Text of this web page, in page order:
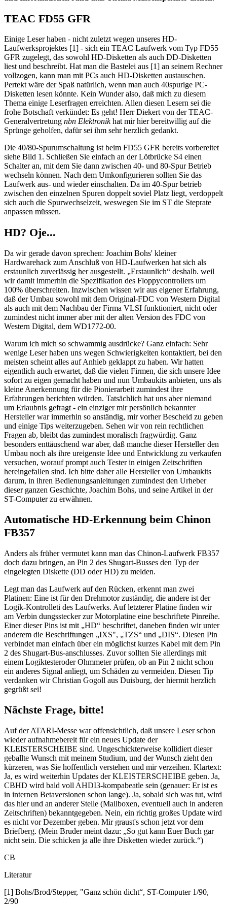
TEAC FD55 GFR
Einige Leser haben - nicht zuletzt wegen unseres HD-
Laufwerksprojektes [1] - sich ein TEAC Laufwerk vom Typ FD55
GFR zugelegt, das sowohl HD-Disketten als auch DD-Disketten
liest und beschreibt. Hat man die Bastelei aus [1] an seinem Rechner
vollzogen, kann man mit PCs auch HD-Disketten austauschen.
Pertekt wäre der Spaß natürlich, wenn man auch 40spurige PC-
Disketten lesen könnte. Kein Wunder also, daß mich zu diesem
Thema einige Leserfragen erreichten. Allen diesen Lesern sei die
frohe Botschaft verkündet: Es geht! Herr Diekert von der TEAC-
Generalvertretung nbn Elektronikhat mir hier bereitwillig auf die
Sprünge geholfen, dafür sei ihm sehr herzlich gedankt.
Die 40/80-Spurumschaltung ist beim FD55 GFR bereits vorbereitet
siehe Bild 1. Schließen Sie einfach an der Lötbrücke S4 einen
Schalter an, mit dem Sie dann zwischen 40- und 80-Spur Betrieb
wechseln können. Nach dem Umkonfigurieren sollten Sie das
Laufwerk aus- und wieder einschalten. Da im 40-Spur betrieb
zwischen den einzelnen Spuren doppelt soviel Platz liegt, verdoppelt
sich auch die Spurwechselzeit, weswegen Sie im ST die Steprate
anpassen müssen.
HD? Oje...
Da wir gerade davon sprechen: Joachim Bohs' kleiner
Hardwarehack zum Anschluß von HD-Laufwerken hat sich als
erstaunlich zuverlässig her ausgestellt. „Erstaunlich“ deshalb. weil
wir damit immerhin die Spezifikation des Floppycontrollers um
100% überschreiten. Inzwischen wissen wir aus eigener Erfahrung,
daß der Umbau sowohl mit dem Original-FDC von Western Digital
als auch mit dem Nachbau der Firma VLSI funktioniert, nicht oder
zumindest nicht immer aber mit der alten Version des FDC von
Western Digital, dem WD1772-00.
Warum ich mich so schwammig ausdrücke? Ganz einfach: Sehr
wenige Leser haben uns wegen Schwierigkeiten kontaktiert, bei den
meisten scheint alles auf Anhieb geklappt zu haben. Wir hatten
eigentlich auch erwartet, daß die vielen Firmen, die sich unsere Idee
sofort zu eigen gemacht haben und nun Umbaukits anbieten, uns als
kleine Anerkennung für die Pionierarbeit zumindest ihre
Erfahrungen berichten würden. Tatsächlich hat uns aber niemand
um Erlaubnis gefragt - ein einziger mir persönlich bekannter
Hersteller war immerhin so anständig, mir vorher Bescheid zu geben
und einige Tips weiterzugeben. Sehen wir von rein rechtlichen
Fragen ab, bleibt das zumindest moralisch fragwürdig. Ganz
besonders enttäuschend war aber, daß manche dieser Hersteller den
Umbau noch als ihre ureigenste Idee und Entwicklung zu verkaufen
versuchen, worauf prompt auch Tester in einigen Zeitschriften
hereingefallen sind. Ich bitte daher alle Hersteller von Umbaukits
darum, in ihren Bedienungsanleitungen zumindest den Urheber
dieser ganzen Geschichte, Joachim Bohs, und seine Artikel in der
ST-Computer zu erwähnen.
Automatische HD-Erkennung beim Chinon
FB357
Anders als früher vermutet kann man das Chinon-Laufwerk FB357
doch dazu bringen, an Pin 2 des Shugart-Busses den Typ der
eingelegten Diskette (DD oder HD) zu melden.
Legt man das Laufwerk auf den Rücken, erkennt man zwei
Platinen: Eine ist für den Drehmotor zuständig, die andere ist der
Logik-Kontrolleti des Laufwerks. Auf letzterer Platine finden wir
am Verbin dungsstecker zur Motorplatine eine beschriftete Pinreihe.
Einer dieser Pins ist mit „HD“ beschriftet, daneben finden wir unter
anderem die Beschriftungen „IXS", „TZS“ und „DIS“. Diesen Pin
verbindet man einfach über ein möglichst kurzes Kabel mit dem Pin
2 des Shugart-Bus-anschlusses. Zuvor sollten Sie allerdings mit
einem Logiktesteroder Ohmmeter prüfen, ob an Pin 2 nicht schon
ein anderes Signal anliegt, um Schäden zu vermeiden. Diesen Tip
verdanken wir Christian Gogoll aus Duisburg, der hiermit herzlich
gegrüßt sei!
Nächste Frage, bitte!
Auf der ATARI-Messe war offensichtlich, daß unsere Leser schon
wieder aufnahmebereit für ein neues Update der
KLEISTERSCHEIBE sind. Ungeschickterweise kollidiert dieser
geballte Wunsch mit meinem Studium, und der Wunsch zieht den
kürzeren, was Sie hoffentlich verstehen und mir verzeihen. Klartext:
Ja, es wird weiterhin Updates der KLEISTERSCHEIBE geben. Ja,
CBHD wird bald voll AHDI3-kompabeatle sein (genauer: Er ist es
in internen Betaversionen schon lange). Ja, sobald sich was tut, wird
das hier und an anderer Stelle (Mailboxen, eventuell auch in anderen
Zeitschriften) bekanntgegeben. Nein, ein richtig großes Update wird
es nicht vor Dezember geben. Mir graust's schon jetzt vor dem
Briefberg. (Mein Bruder meint dazu: „So gut kann Euer Buch gar
nicht sein. Die schicken ja alle ihre Disketten wieder zurück.“)
CB
Literatur
[1] Bohs/Brod/Stepper, "Ganz schön dicht“, ST-Computer 1/90,
2/90